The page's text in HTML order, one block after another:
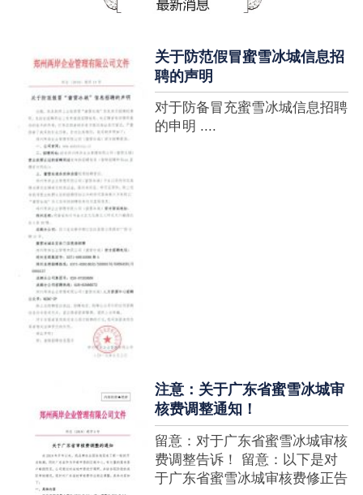
茶店正逐渐展露它的锋芒。不过
关于防范假冒蜜雪冰城信息招
聘的声明
对于防备冒充蜜雪冰城信息招聘
的申明 ....
注意：关于广东省蜜雪冰城审
核费调整通知！
留意：对于广东省蜜雪冰城审核
费调整告诉！ 留意：以下是对
于广东省蜜雪冰城审核费修正告